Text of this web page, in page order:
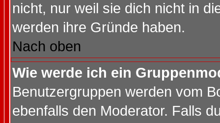
nicht, nur weil sie dich nicht in
werden ihre Gründe haben.
Nach oben
Wie werde ich ein
Benutzergruppen werden vom
ebenfalls den Moderator. Falls